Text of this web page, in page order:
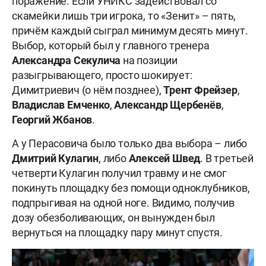
скамейки лишь три игрока, то «Зенит» – пять,
причём каждый сыграл минимум десять минут.
Выбор, который был у главного тренера
Александра Секулича на позиции
разыгрывающего, просто шокирует:
Димитриевич (о нём позднее),Трент Фрейзер,
Владислав Емченко,Александр Щербенёв,
Георгий Жбанов.
А у Перасовича было только два выбора – либо
Дмитрий Кулагин, либоАлексей Швед. В третьей
четверти Кулагин получил травму и не смог
покинуть площадку без помощи одноклубников,
подпрыгивая на одной ноге. Видимо, получив
дозу обезболивающих, он вынужден был
вернуться на площадку пару минут спустя.